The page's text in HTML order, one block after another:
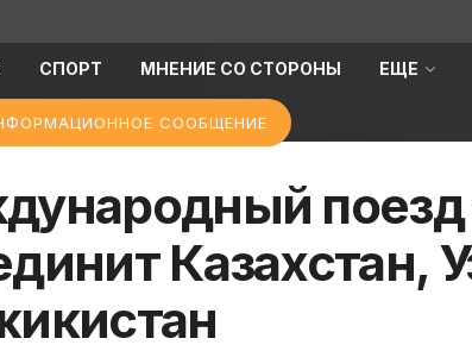
СПОРТ МНЕНИЕ СО СТОРОНЫ ЕЩЕ
СООБЩЕНИЕ
поезд
Казахстан,